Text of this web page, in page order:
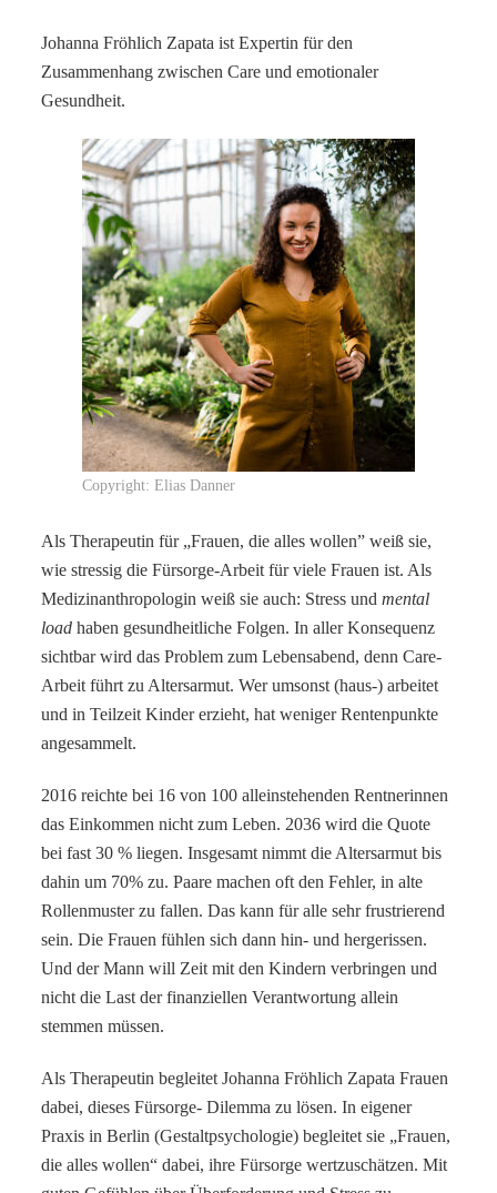
Johanna Fröhlich Zapata ist Expertin für den
Zusammenhang zwischen Care und emotionaler
Gesundheit.
Copyright: Elias Danner
Als Therapeutin für „Frauen, die alles wollen” weiß sie,
wie stressig die Fürsorge-Arbeit für viele Frauen ist. Als
Medizinanthropologin weiß sie auch: Stress undmental
load haben gesundheitliche Folgen. In aller Konsequenz
sichtbar wird das Problem zum Lebensabend, denn Care-
Arbeit führt zu Altersarmut. Wer umsonst (haus-) arbeitet
und in Teilzeit Kinder erzieht, hat weniger Rentenpunkte
angesammelt.
2016 reichte bei 16 von 100 alleinstehenden Rentnerinnen
das Einkommen nicht zum Leben. 2036 wird die Quote
bei fast 30 % liegen. Insgesamt nimmt die Altersarmut bis
dahin um 70% zu. Paare machen oft den Fehler, in alte
Rollenmuster zu fallen. Das kann für alle sehr frustrierend
sein. Die Frauen fühlen sich dann hin- und hergerissen.
Und der Mann will Zeit mit den Kindern verbringen und
nicht die Last der finanziellen Verantwortung allein
stemmen müssen.
Als Therapeutin begleitet Johanna Fröhlich Zapata Frauen
dabei, dieses Fürsorge- Dilemma zu lösen. In eigener
Praxis in Berlin (Gestaltpsychologie) begleitet sie „Frauen,
die alles wollen“ dabei, ihre Fürsorge wertzuschätzen. Mit